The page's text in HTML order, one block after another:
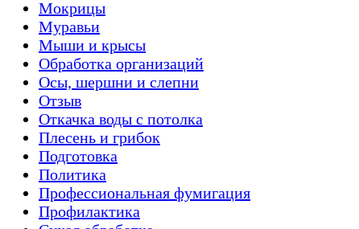
Мокрицы
Муравьи
Мыши и крысы
Обработка организаций
Осы, шершни и слепни
Отзыв
Откачка воды с потолка
Плесень и грибок
Подготовка
Политика
Профессиональная фумигация
Профилактика